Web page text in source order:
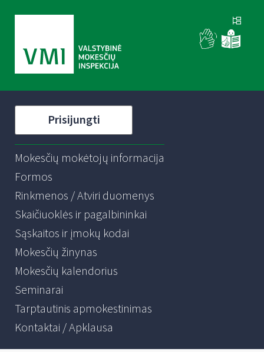
Prisijungti
Mokesčių mokėtojų informacija
Formos
Rinkmenos / Atviri duomenys
Skaičiuoklės ir pagalbininkai
Sąskaitos ir įmokų kodai
Mokesčių žinynas
Mokesčių kalendorius
Seminarai
Tarptautinis apmokestinimas
Kontaktai / Apklausa